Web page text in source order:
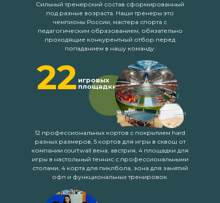
Сильный тренерский состав сформированный
под разные возраста. Наши тренеры это
чемпионы России, мастера спорта с
педагогическим образованием, обязательно
проходящие конкурентный отбор перед
попаданием в нашу команду.
22 игровых
площадки
12 профессиональных кортов с покрытием hard
разных размеров, 5 кортов для игры в сквош от
компании courtwall вена, австрия, 4 площадки для
игры в настольный теннис с профессиональными
столами, 4 корта для пиклбола, зона для занятий
офп и функциональных тренировок.